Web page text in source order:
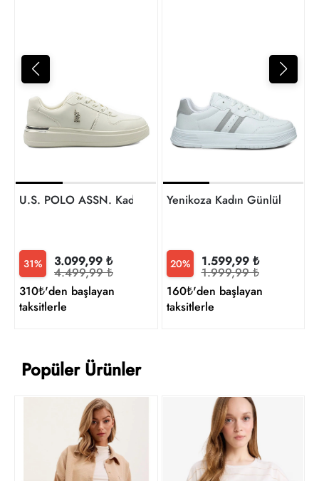
U.S. POLO ASSN. Kadın Spor Ayakkabı A102158004
31% 3.099,99 ₺
4.499,99 ₺
310₺'den başlayan
taksitlerle
Yenikoza Kadın Günlük
20% 1.599,99 ₺
1.999,99 ₺
160₺'den başlayan
taksitlerle
Popüler Ürünler